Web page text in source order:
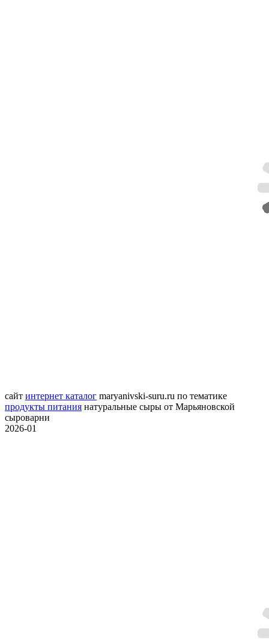
сайт интернет каталог maryanivski-suru.ru по тематике
продукты питания натуральные сыры от Марьяновской
сыроварни
2026-01